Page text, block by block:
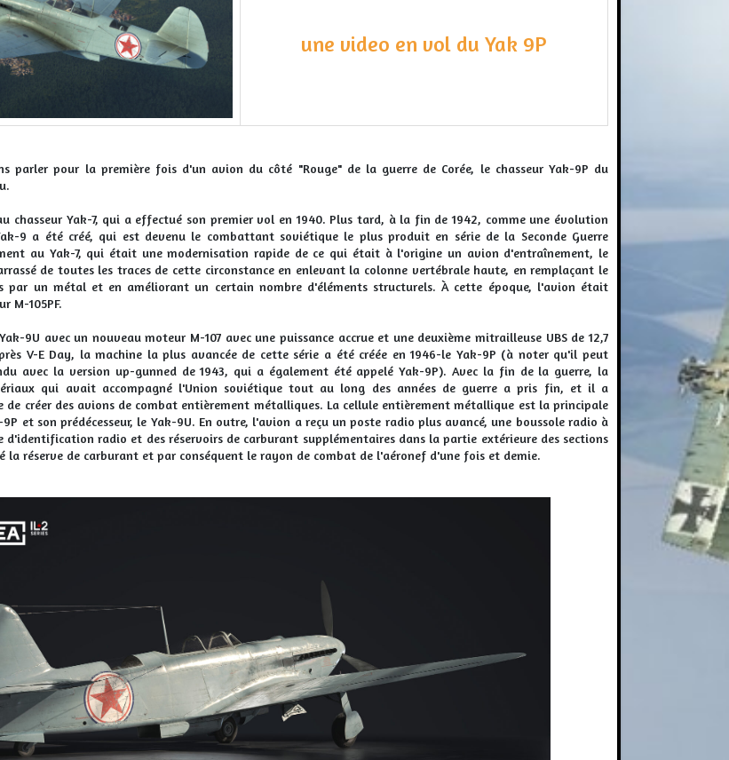
une video en vol du Yak 9P
parler pour la première fois d'un avion du côté "Rouge" de la guerre de Corée, le chasseur Yak-9P du
chasseur Yak-7, qui a effectué son premier vol en 1940. Plus tard, à la fin de 1942, comme une évolution
9 a été créé, qui est devenu le combattant soviétique le plus produit en série de la Seconde Guerre
au Yak-7, qui était une modernisation rapide de ce qui était à l'origine un avion d'entraînement, le
de toutes les traces de cette circonstance en enlevant la colonne vertébrale haute, en remplaçant le
par un métal et en améliorant un certain nombre d'éléments structurels. À cette époque, l'avion était
M-105PF.
9U avec un nouveau moteur M-107 avec une puissance accrue et une deuxième mitrailleuse UBS de 12,7
V-E Day, la machine la plus avancée de cette série a été créée en 1946-le Yak-9P (à noter qu'il peut
avec la version up-gunned de 1943, qui a également été appelé Yak-9P). Avec la fin de la guerre, la
qui avait accompagné l'Union soviétique tout au long des années de guerre a pris fin, et il a
de créer des avions de combat entièrement métalliques. La cellule entièrement métallique est la principale
et son prédécesseur, le Yak-9U. En outre, l'avion a reçu un poste radio plus avancé, une boussole radio à
d'identification radio et des réservoirs de carburant supplémentaires dans la partie extérieure des sections
la réserve de carburant et par conséquent le rayon de combat de l'aéronef d'une fois et demie.